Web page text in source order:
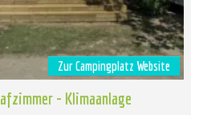
Zur Campingplatz Website
- Klimaanlage